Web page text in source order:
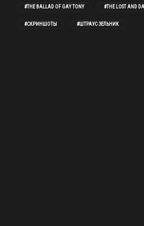
#THE BALLAD OF GAY TONY #THE LOST AND
#СКРИНШОТЫ #ШТРАУС ЗЕЛЬНИК